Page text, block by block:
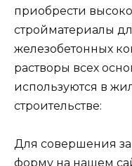
приобрести
стройматериалы
железобетонных
растворы всех
используются в
строительстве:
Для совершения
форму на нашем